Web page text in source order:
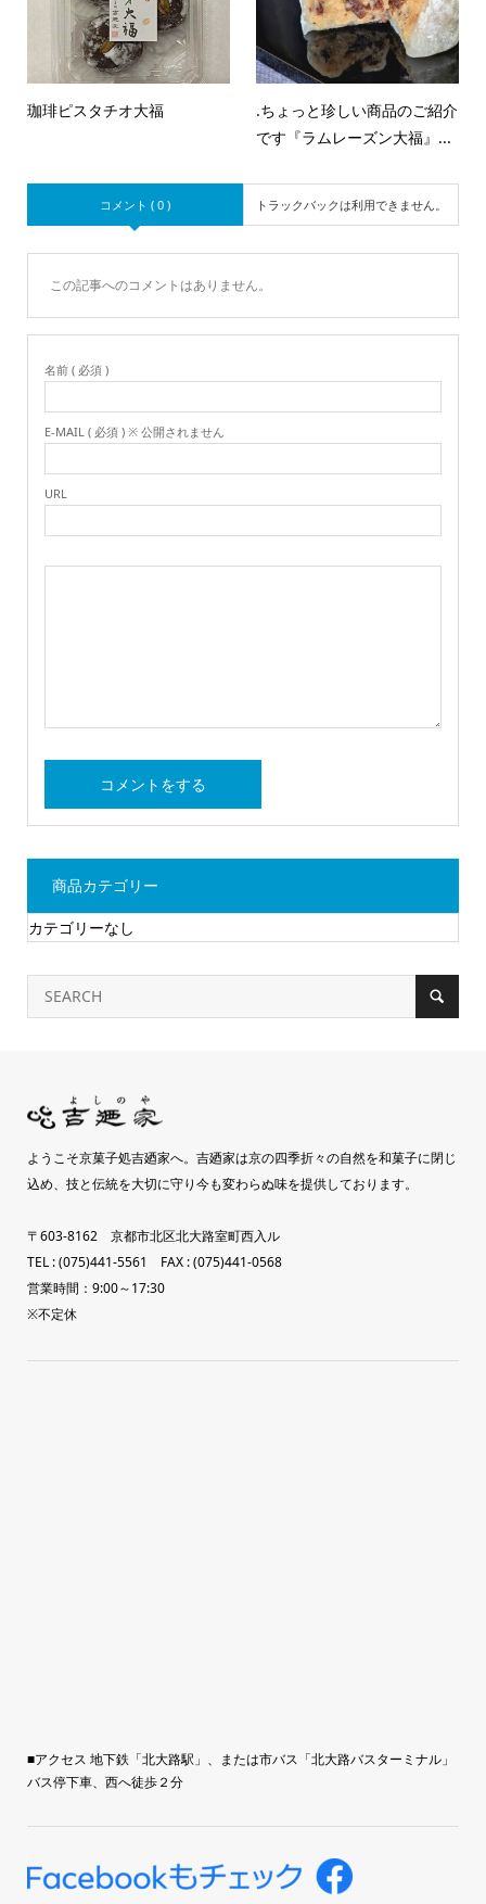
珈琲ピスタチオ大福
.ちょっと珍しい商品のご紹介
です『ラムレーズン大福』...
コメント ( 0 ) トラックバックは利用できません。
この記事へのコメントはありません。
名前 ( 必須 )
E-MAIL ( 必須 ) ※ 公開されません
URL
商品カテゴリー
カテゴリーなし
ようこそ京菓子処吉廼家へ。吉廼家は京の四季折々の自然を和菓子に閉じ
込め、技と伝統を大切に守り今も変わらぬ味を提供しております。
〒603-8162 京都市北区北大路室町西入ル
TEL : (075)441-5561 FAX : (075)441-0568
営業時間：9:00～17:30
※不定休
■アクセス 地下鉄「北大路駅」、または市バス「北大路バスターミナル」
バス停下車、西へ徒歩２分